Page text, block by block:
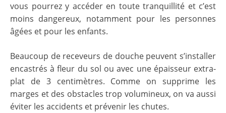
vous pourrez y accéder en toute tranquillité et c’est
moins dangereux, notamment pour les personnes
âgées et pour les enfants.
Beaucoup de receveurs de douche peuvent s’installer
encastrés à fleur du sol ou avec une épaisseur extra-
plat de 3 centimètres. Comme on supprime les
marges et des obstacles trop volumineux, on va aussi
éviter les accidents et prévenir les chutes.